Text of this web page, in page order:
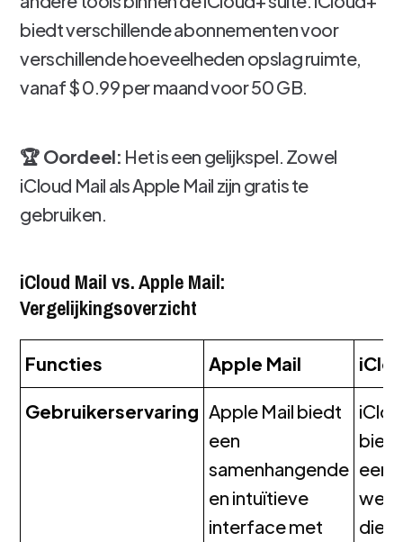
biedt verschillende abonnementen voor
verschillende hoeveelheden opslag ruimte,
vanaf $ 0.99 per maand voor 50 GB.
🏆 Oordeel: Het is een gelijkspel. Zowel
iCloud Mail als Apple Mail zijn gratis te
gebruiken.
iCloud Mail vs. Apple Mail:
Vergelijkingsoverzicht
Functies Apple Mail
Gebruikerservaring Apple Mail biedt
een
samenhangende
en intuïtieve
interface met
web
die is